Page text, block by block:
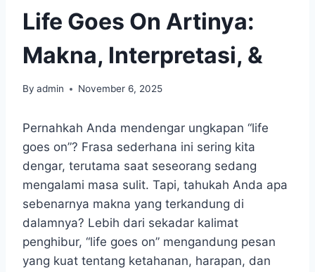
Life Goes On Artinya:
Makna, Interpretasi, &
By admin November 6, 2025
Pernahkah Anda mendengar ungkapan “life
goes on”? Frasa sederhana ini sering kita
dengar, terutama saat seseorang sedang
mengalami masa sulit. Tapi, tahukah Anda apa
sebenarnya makna yang terkandung di
dalamnya? Lebih dari sekadar kalimat
penghibur, “life goes on” mengandung pesan
yang kuat tentang ketahanan, harapan, dan